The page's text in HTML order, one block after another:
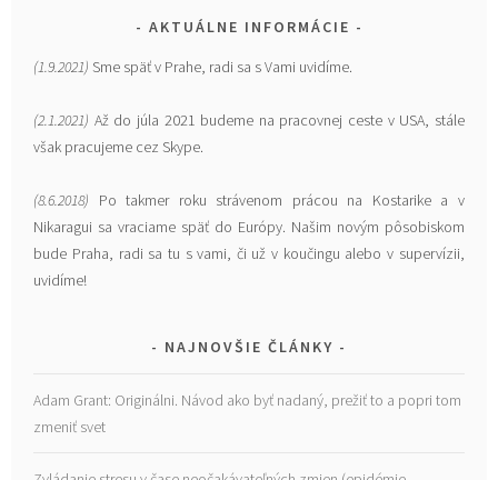
AKTUÁLNE INFORMÁCIE
(1.9.2021) Sme späť v Prahe, radi sa s Vami uvidíme.
(2.1.2021) Až do júla 2021 budeme na pracovnej ceste v USA, stále
však pracujeme cez Skype.
(8.6.2018) Po takmer roku strávenom prácou na Kostarike a v
Nikaragui sa vraciame späť do Európy. Našim novým pôsobiskom
bude Praha, radi sa tu s vami, či už v koučingu alebo v supervízii,
uvidíme!
NAJNOVŠIE ČLÁNKY
Adam Grant: Originálni. Návod ako byť nadaný, prežiť to a popri tom
zmeniť svet